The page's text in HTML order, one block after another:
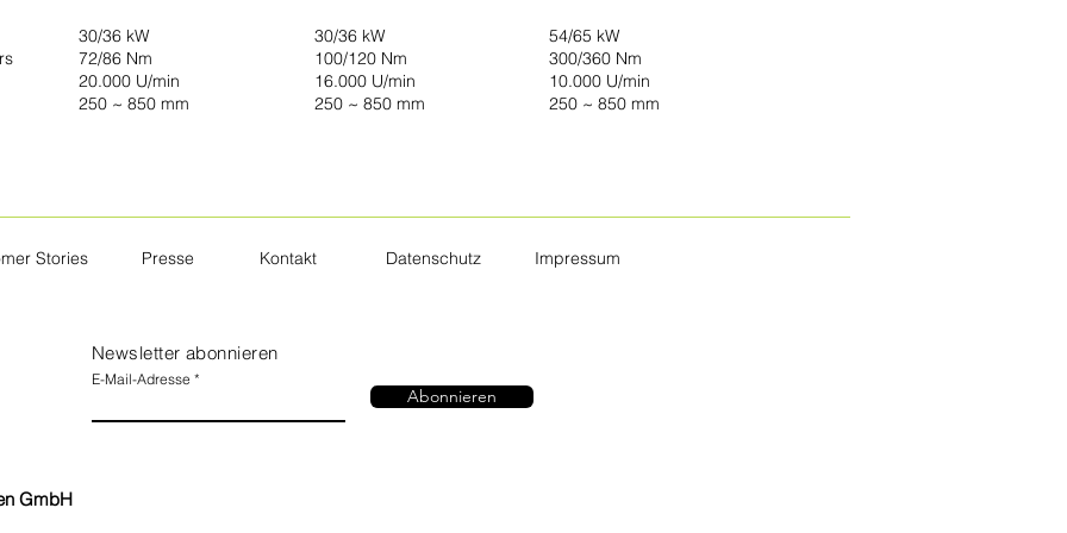
30/36 kW
72/86 Nm
20.000 U/min
250 ~ 850 mm
30/36 kW
100/120 Nm
16.000 U/min
250 ~ 850 mm
54/65 kW
300/360 Nm
10.000 U/min
250 ~ 850 mm
Stories Presse Kontakt Datenschutz Impressum
Newsletter abonnieren
Abonnieren
E-Mail-Adresse
GmbH